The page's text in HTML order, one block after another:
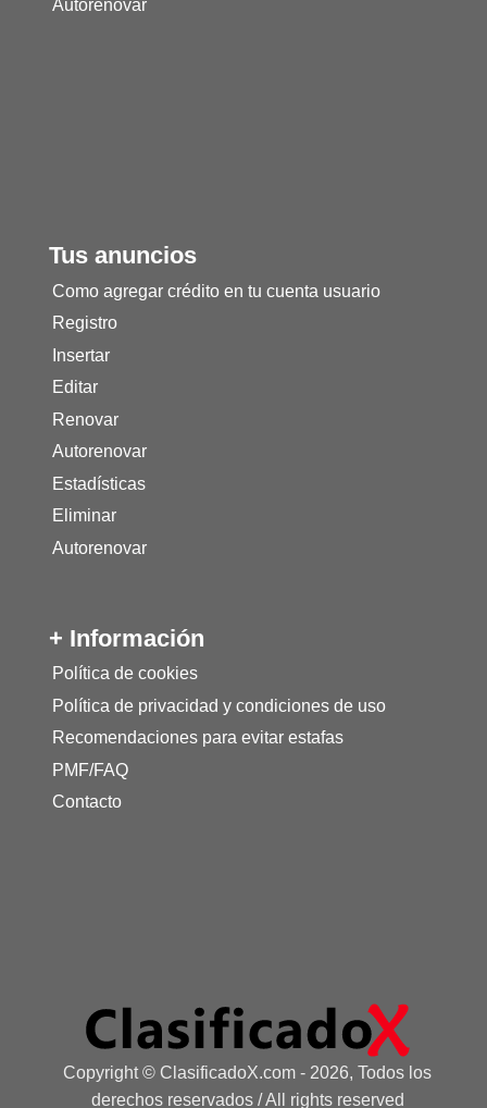
Autorenovar
Tus anuncios
Como agregar crédito en tu cuenta usuario
Registro
Insertar
Editar
Renovar
Autorenovar
Estadísticas
Eliminar
Autorenovar
+ Información
Política de cookies
Política de privacidad y condiciones de uso
Recomendaciones para evitar estafas
PMF/FAQ
Contacto
Copyright © ClasificadoX.com - 2026, Todos los
derechos reservados / All rights reserved